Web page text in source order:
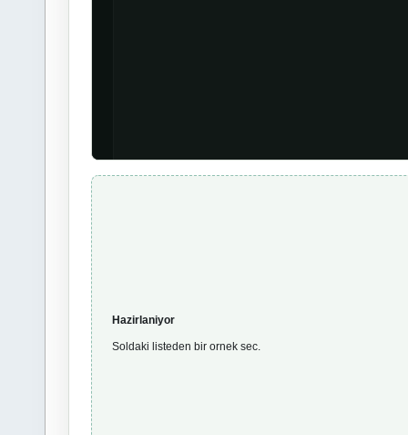
Hazirlaniyor
Soldaki listeden bir ornek sec.